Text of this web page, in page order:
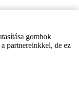
gombok
partnereinkkel, de ez